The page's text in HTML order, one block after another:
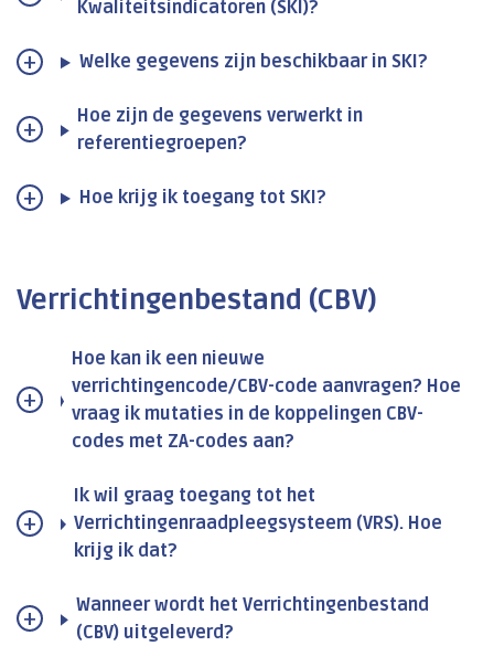
Kwaliteitsindicatoren (SKI)?
Welke gegevens zijn beschikbaar in SKI?
Hoe zijn de gegevens verwerkt in
referentiegroepen?
Hoe krijg ik toegang tot SKI?
Verrichtingenbestand (CBV)
Hoe kan ik een nieuwe
verrichtingencode/CBV-code aanvragen? Hoe
vraag ik mutaties in de koppelingen CBV-
codes met ZA-codes aan?
Ik wil graag toegang tot het
Verrichtingenraadpleegsysteem (VRS). Hoe
krijg ik dat?
Wanneer wordt het Verrichtingenbestand
(CBV) uitgeleverd?